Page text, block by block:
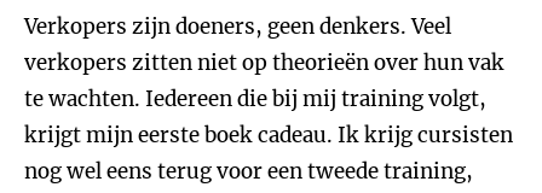
Verkopers zijn doeners, geen denkers. Veel
verkopers zitten niet op theorieën over hun vak
te wachten. Iedereen die bij mij training volgt,
krijgt mijn eerste boek cadeau. Ik krijg cursisten
nog wel eens terug voor een tweede training,